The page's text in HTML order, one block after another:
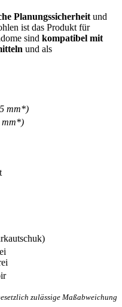
Planungssicherheit und
ist das Produkt für
sind kompatibel mit
und als
mm*)
mm*)
zulässige Maßabweichung